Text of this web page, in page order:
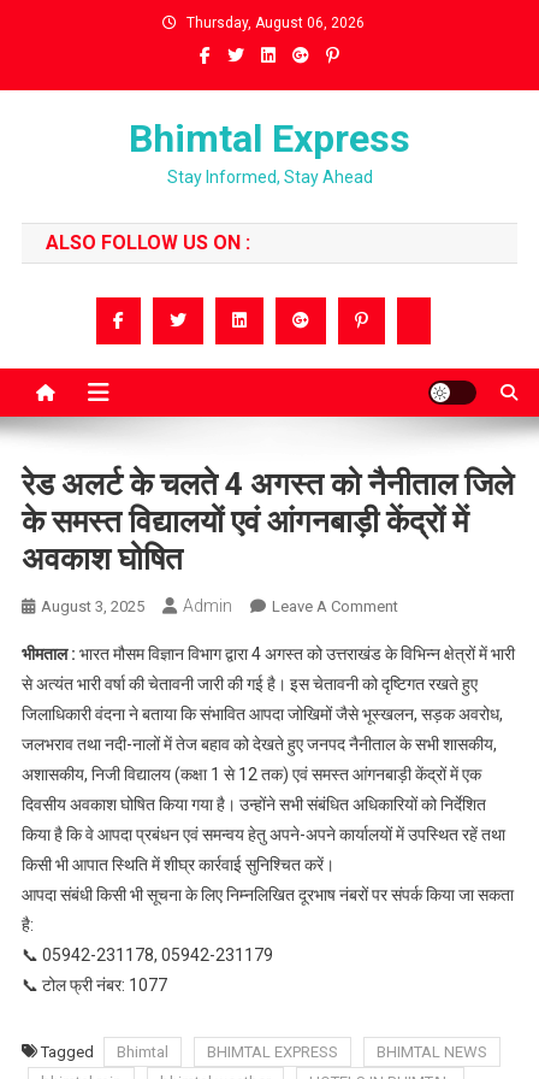
Thursday, August 06, 2026
Bhimtal Express
Stay Informed, Stay Ahead
ALSO FOLLOW US ON :
रेड अलर्ट के चलते 4 अगस्त को नैनीताल जिले
के समस्त विद्यालयों एवं आंगनबाड़ी केंद्रों में
अवकाश घोषित
August 3, 2025 Admin Leave A CommentOn
अलर्ट
के
चलते
4
अगस्त
को
नैनीताल
के
में
भीमताल : भारत मौसम विज्ञान विभाग द्वारा 4 अगस्त को उत्तराखंड के विभिन्न क्षेत्रों में भारी
से अत्यंत भारी वर्षा की चेतावनी जारी की गई है। इस चेतावनी को दृष्टिगत रखते हुए
जिलाधिकारी वंदना ने बताया कि संभावित आपदा जोखिमों जैसे भूस्खलन, सड़क अवरोध,
जलभराव तथा नदी-नालों में तेज बहाव को देखते हुए जनपद नैनीताल के सभी शासकीय,
अशासकीय, निजी विद्यालय (कक्षा 1 से 12 तक) एवं समस्त आंगनबाड़ी केंद्रों में एक
दिवसीय अवकाश घोषित किया गया है। उन्होंने सभी संबंधित अधिकारियों को निर्देशित
किया है कि वे आपदा प्रबंधन एवं समन्वय हेतु अपने-अपने कार्यालयों में उपस्थित रहें तथा
किसी भी आपात स्थिति में शीघ्र कार्रवाई सुनिश्चित करें।
आपदा संबंधी किसी भी सूचना के लिए निम्नलिखित दूरभाष नंबरों पर संपर्क किया जा सकता
है:
📞 05942-231178, 05942-231179
📞 टोल फ्री नंबर: 1077
Tagged Bhimtal BHIMTAL EXPRESS
BHIMTAL NEWS